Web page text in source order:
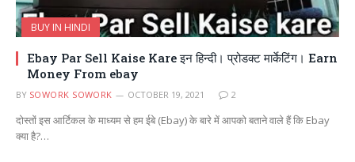
BUY IN HINDI
Ebay Par Sell Kaise Kare इन हिन्दी। प्रोडक्ट मार्केटिंग। Earn
Money From ebay
BY SOWORK SOWORK OCTOBER 19, 2021 2
दोस्तों इस आर्टिकल के माध्यम से हम ईबे (Ebay) के बारे में आपको बताने वाले हैं कि Ebay
क्या है?…